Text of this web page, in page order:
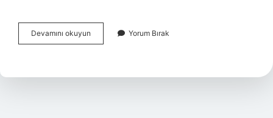
Devamını okuyun Üniversite
2
Mı
Yorum Bırak